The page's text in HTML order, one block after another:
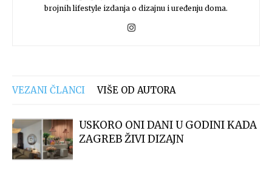
brojnih lifestyle izdanja o dizajnu i uređenju doma.
VEZANI ČLANCI VIŠE OD AUTORA
USKORO ONI DANI U GODINI KADA
ZAGREB ŽIVI DIZAJN